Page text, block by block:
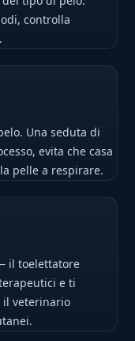
controlla
Una seduta di
evita che casa
pelle a respirare.
il toelettatore
e ti
il veterinario